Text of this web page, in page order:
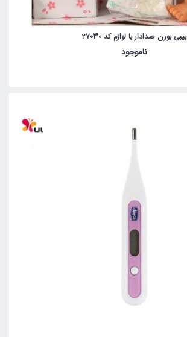
بیبی بورن صدادار با لوازم کد 27030
ناموجود